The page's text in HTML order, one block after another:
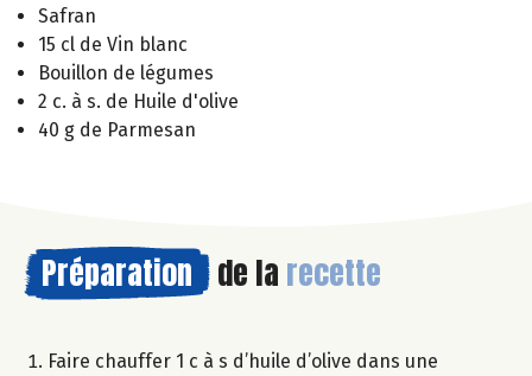
Safran
15 cl de Vin blanc
Bouillon de légumes
2 c. à s. de Huile d'olive
40 g de Parmesan
Préparation de la recette
Faire chauffer 1 c à s d’huile d’olive dans une